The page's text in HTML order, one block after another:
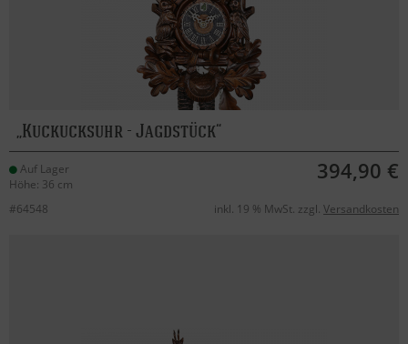
Kuckucksuhr - Jagdstück
Auf Lager
Höhe: 36 cm
394,90 €
#64548 inkl. 19 % MwSt. zzgl. Versandkosten